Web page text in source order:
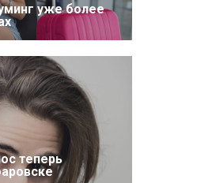
уже более
теперь